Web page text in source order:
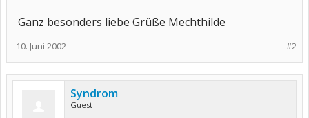
Ganz besonders liebe Grüße Mechthilde
#2
10. Juni 2002
Syndrom
Guest